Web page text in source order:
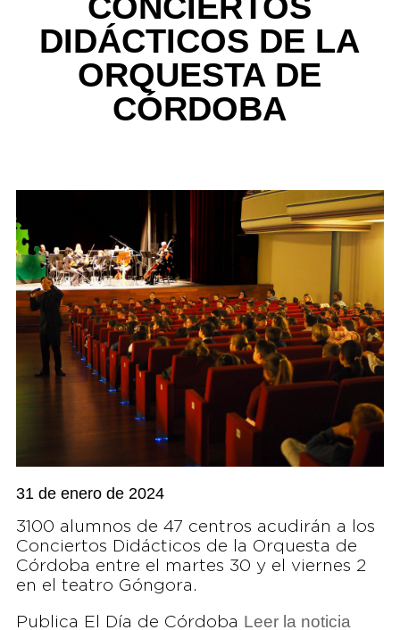
DIDÁCTICOS DE LA
ORQUESTA DE
CÓRDOBA
31 de enero de 2024
3100 alumnos de 47 centros acudirán a los
Conciertos Didácticos de la Orquesta de
Córdoba entre el martes 30 y el viernes 2
en el teatro Góngora.
Publica El Día de Córdoba Leer la noticia